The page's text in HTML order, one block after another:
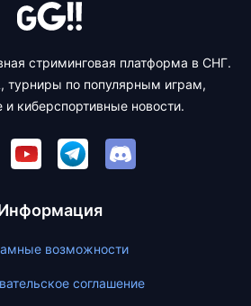
стриминговая платформа в СНГ.
турниры по популярным играм,
и киберспортивные новости.
возможности
соглашение